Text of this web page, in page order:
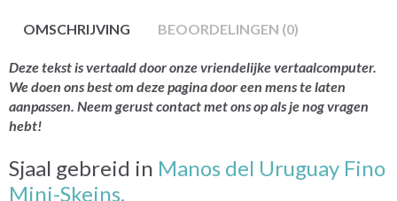
OMSCHRIJVING BEOORDELINGEN (0)
Deze tekst is vertaald door onze vriendelijke vertaalcomputer.
We doen ons best om deze pagina door een mens te laten
aanpassen. Neem gerust contact met ons op als je nog vragen
hebt!
Sjaal gebreid in Manos del Uruguay Fino
Mini-Skeins.